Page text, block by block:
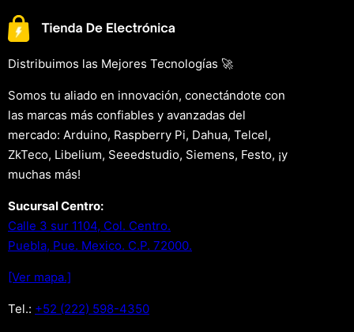
Distribuimos las Mejores Tecnologías 🚀
Somos tu aliado en innovación, conectándote con
las marcas más confiables y avanzadas del
mercado: Arduino, Raspberry Pi, Dahua, Telcel,
ZkTeco, Libelium, Seeedstudio, Siemens, Festo, ¡y
muchas más!
Sucursal Centro:
Calle 3 sur 1104, Col. Centro.
Puebla, Pue. Mexico. C.P. 72000.
[Ver mapa.]
Tel.: +52 (222) 598-4350